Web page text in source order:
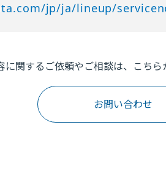
jp/ja/lineup/
に関するご依頼やご相談は、こちら
お問い合わせ